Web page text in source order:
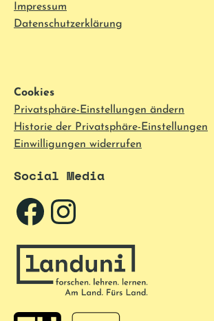
Impressum
Datenschutzerklärung
Cookies
Privatsphäre-Einstellungen ändern
Historie der Privatsphäre-Einstellungen
Einwilligungen widerrufen
Social Media
Facebook
Instagram